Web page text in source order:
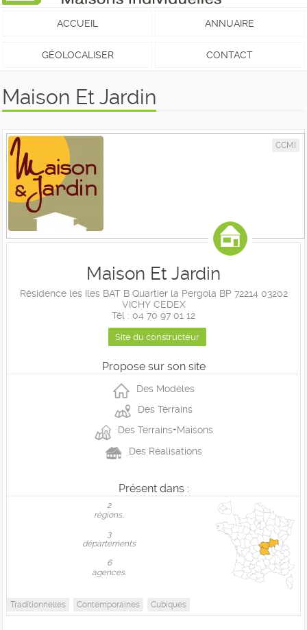
ACCUEIL ANNUAIRE
GÉOLOCALISER CONTACT
Maison Et Jardin
CCMI
Maison Et Jardin
Résidence les Iles BAT B Quartier la Pergola BP 72214 03202
VICHY CEDEX
Tél : 04 70 97 01 12
Site du constructeur
Propose sur son site
Des Modéles
Des Terrains
Des Terrains+Maisons
Des Réalisations
Présent dans :
2
règions,
3
départements
6
agences.
Traditionnelles Contemporaines Cubiques